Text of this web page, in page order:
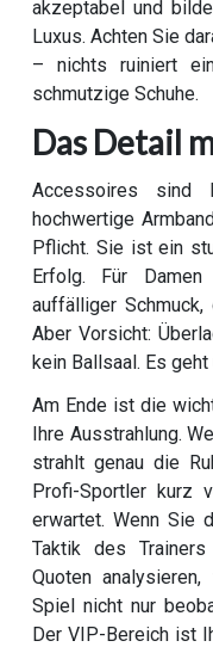
akzeptabel und
Luxus. Achten Sie
– nichts ruiniert
schmutzige Schuhe.
Das Detail
Accessoires sind
hochwertige
Pflicht. Sie ist ein
Erfolg. Für
auffälliger
Aber Vorsicht:
kein Ballsaal. Es
Am Ende ist die
Ihre Ausstrahlung.
strahlt genau die
Profi-Sportler kurz
erwartet. Wenn Sie
Taktik des
Quoten
Spiel nicht nur
Der VIP-Bereich ist